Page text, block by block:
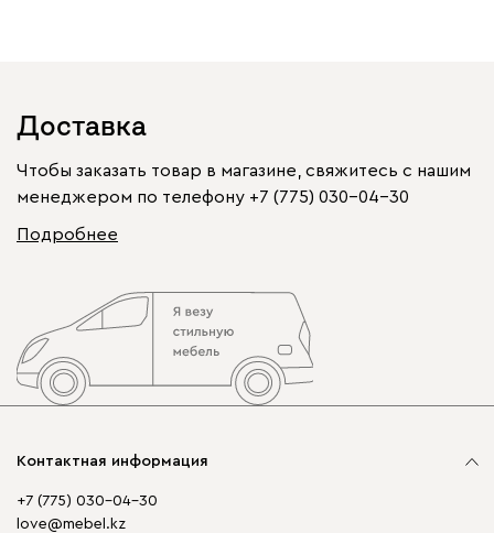
Доставка
Чтобы заказать товар в магазине, свяжитесь с нашим
менеджером по телефону +7 (775) 030-04-30
Подробнее
Контактная информация
+7 (775) 030-04-30
love@mebel.kz